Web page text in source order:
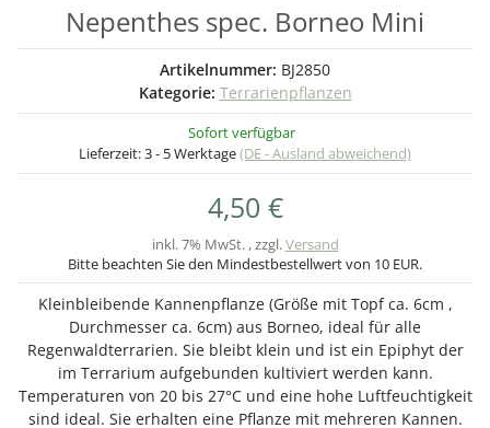
Nepenthes spec. Borneo Mini
Artikelnummer: BJ2850
Kategorie: Terrarienpflanzen
Sofort verfügbar
Lieferzeit:3 - 5 Werktage(DE - Ausland abweichend)
4,50 €
inkl. 7% MwSt. , zzgl.Versand
Bitte beachten Sie den Mindestbestellwert von 10 EUR.
Kleinbleibende Kannenpflanze (Größe mit Topf ca. 6cm ,
Durchmesser ca. 6cm) aus Borneo, ideal für alle
Regenwaldterrarien. Sie bleibt klein und ist ein Epiphyt der
im Terrarium aufgebunden kultiviert werden kann.
Temperaturen von 20 bis 27°C und eine hohe Luftfeuchtigkeit
sind ideal. Sie erhalten eine Pflanze mit mehreren Kannen.